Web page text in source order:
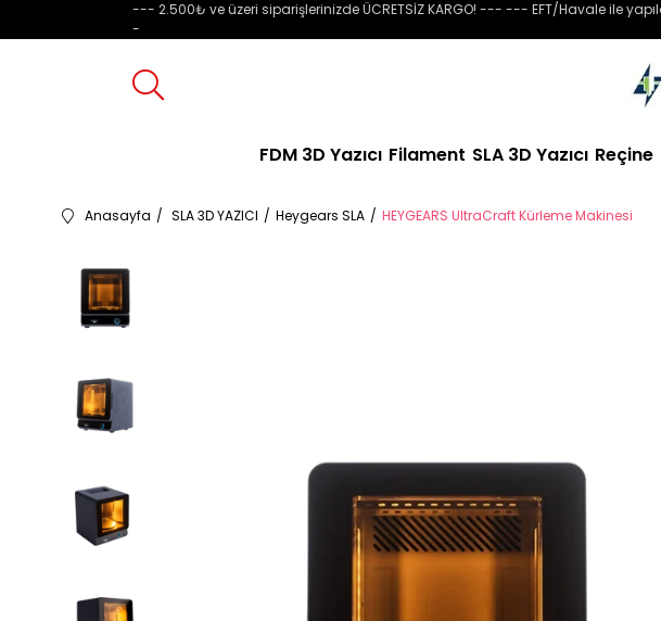
--- 2.500₺ ve üzeri siparişlerinizde ÜCRETSİZ KARGO! --- --- EFT/Havale ile
-
FDM 3D Yazıcı Filament SLA 3D Yazıcı Reçine
Anasayfa SLA 3D YAZICI Heygears SLA HEYGEARS UltraCraft Kürleme Makinesi